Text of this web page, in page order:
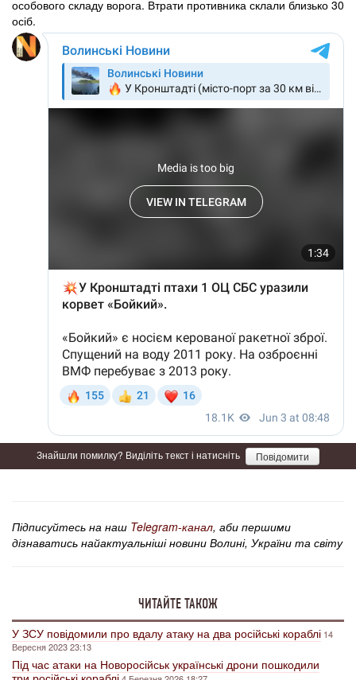
особового складу ворога. Втрати противника склали близько 30
осіб.
Знайшли помилку? Виділіть текст і натисніть Повідомити
Підписуйтесь на наш Telegram-канал, аби першими
дізнаватись найактуальніші новини Волині, України та світу
ЧИТАЙТЕ ТАКОЖ
У ЗСУ повідомили про вдалу атаку на два російські кораблі 14
Вересня 2023 23:13
Під час атаки на Новоросійськ українські дрони пошкодили